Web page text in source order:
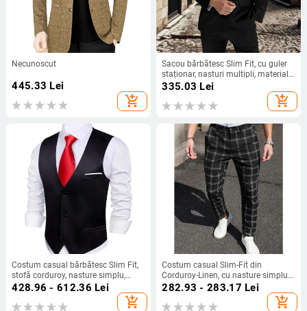
Necunoscut
445.33 Lei
add_shopping_cart
Sacou bărbătesc Slim Fit, cu guler
staționar, nasturi multipli, material
poliester, căptușeală poliester
335.03 Lei
add_shopping_cart
Costum casual bărbătesc Slim Fit,
stofă corduroy, nasture simplu,
primăvara 2025
428.96 - 612.36 Lei
add_shopping_cart
Costum casual Slim-Fit din
Corduroy-Linen, cu nasture simplu
la față, model solid, primăvară
282.93 - 283.17 Lei
add_shopping_cart